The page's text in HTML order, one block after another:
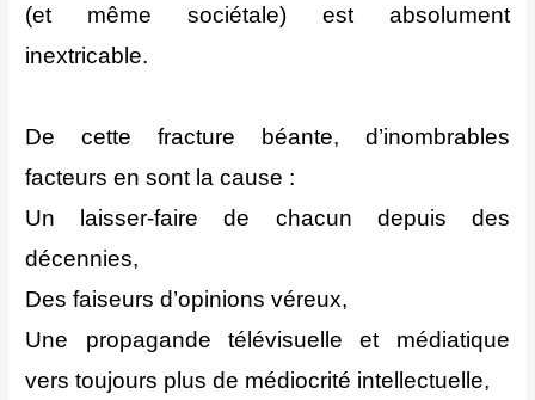
(et même sociétale) est absolument
inextricable.
De cette fracture béante, d’inombrables
facteurs en sont la cause :
Un laisser-faire de chacun depuis des
décennies,
Des faiseurs d’opinions véreux,
Une propagande télévisuelle et médiatique
vers toujours plus de médiocrité intellectuelle,